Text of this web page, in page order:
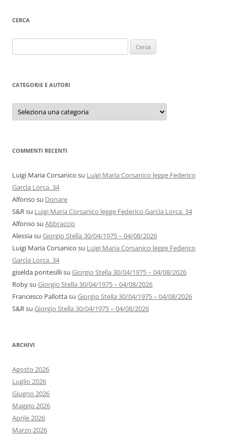
CERCA
per:
CATEGORIE E AUTORI
Categorie
autori
COMMENTI RECENTI
Luigi Maria Corsanico su Luigi Maria Corsanico legge Federico
Garcìa Lorca. 34
Alfonso su Donare
S&Rsu Luigi Maria Corsanico legge Federico Garcìa Lorca. 34
Alfonso su Abbraccio
Alessiasu Giorgio Stella 30/04/1975 – 04/08/2026
Luigi Maria Corsanico su Luigi Maria Corsanico legge Federico
Garcìa Lorca. 34
giselda pontesillisu Giorgio Stella 30/04/1975 – 04/08/2026
Robysu Giorgio Stella 30/04/1975 – 04/08/2026
Francesco Pallottasu Giorgio Stella 30/04/1975 – 04/08/2026
S&Rsu Giorgio Stella 30/04/1975 – 04/08/2026
ARCHIVI
Agosto 2026
Luglio 2026
Giugno 2026
Maggio 2026
Aprile 2026
Marzo 2026